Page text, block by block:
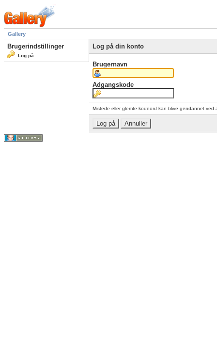
Gallery
Brugerindstillinger
Log på
Log på din konto
Brugernavn
Adgangskode
Mistede eller glemte kodeord kan blive gendannet ved